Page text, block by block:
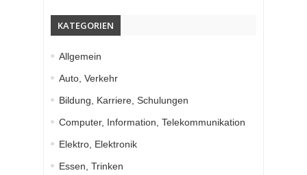
KATEGORIEN
Allgemein
Auto, Verkehr
Bildung, Karriere, Schulungen
Computer, Information, Telekommunikation
Elektro, Elektronik
Essen, Trinken